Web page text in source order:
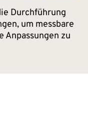
Durchführung
um messbare
zu